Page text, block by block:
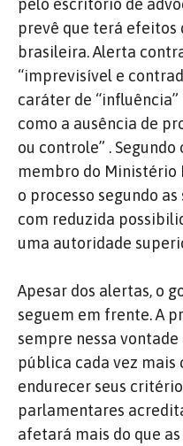
pelo escritório de
prevê que terá efeitos
brasileira. Alerta
“imprevisível e
caráter de
como a ausência de
ou controle” . Segundo
membro do
o processo segundo
com reduzida
uma autoridade
Apesar dos alertas, o
seguem em frente. A
sempre nessa
pública cada vez mais
endurecer seus
parlamentares
afetará mais do que